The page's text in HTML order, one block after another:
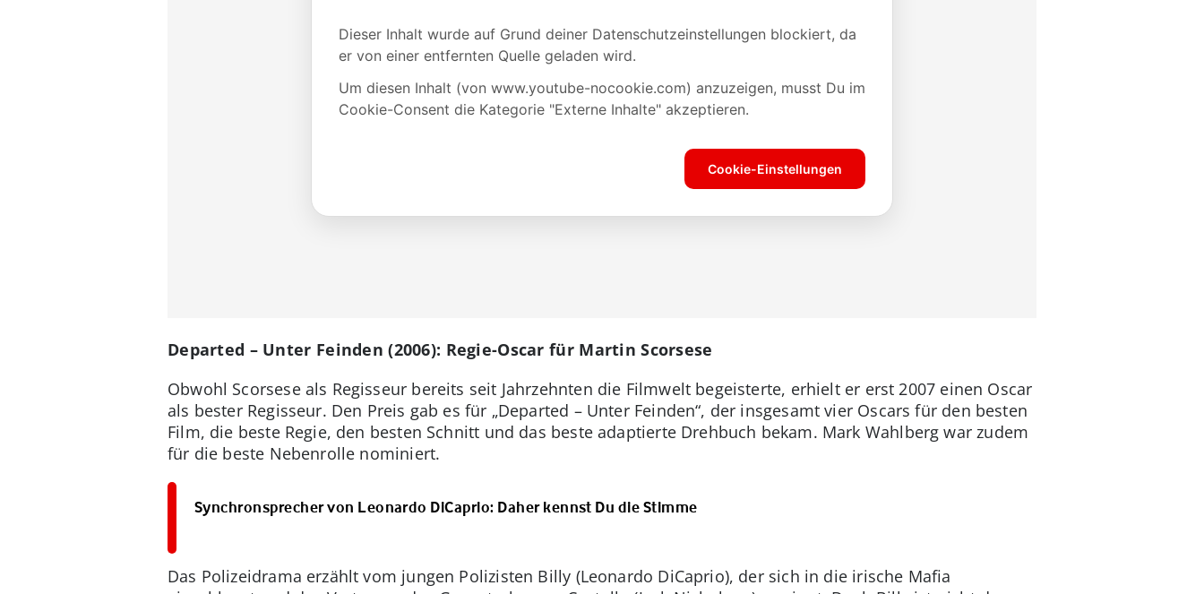
Departed – Unter Feinden (2006): Regie-Oscar für Martin Scorsese
Obwohl Scorsese als Regisseur bereits seit Jahrzehnten die Filmwelt begeisterte, erhielt er erst 2007 einen Oscar
als bester Regisseur. Den Preis gab es für „Departed – Unter Feinden“, der insgesamt vier Oscars für den besten
Film, die beste Regie, den besten Schnitt und das beste adaptierte Drehbuch bekam. Mark Wahlberg war zudem
für die beste Nebenrolle nominiert.
Synchronsprecher von Leonardo DiCaprio: Daher kennst Du die Stimme
Das Polizeidrama erzählt vom jungen Polizisten Billy (Leonardo DiCaprio), der sich in die irische Mafia